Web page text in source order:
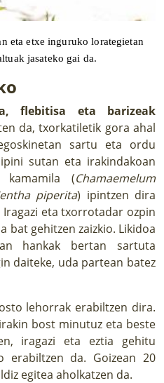
eta etxe inguruko lorategietan
jasateko gai da.
flebitisa eta barizeak
da, txorkatiletik gora ahal
sartu eta ordu
sutan eta irakindakoan
kamamila (Chamaemelum
piperita) ipintzen dira
eta txorrotadar ozpin
bat gehitzen zaizkio. Likidoa
hankak bertan sartuta
daiteke, uda partean batez
lehorrak erabiltzen dira.
bost minutuz eta beste
iragazi eta eztia gehitu
erabiltzen da. Goizean 20
egitea aholkatzen da.